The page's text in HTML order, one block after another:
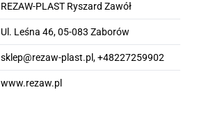
REZAW-PLAST Ryszard Zawół
Ul. Leśna 46, 05-083 Zaborów
sklep@rezaw-plast.pl, +48227259902
www.rezaw.pl